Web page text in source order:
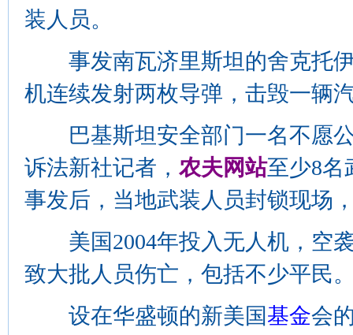
装人员。
事发南瓦济里斯坦的舍克托伊
机连续发射两枚导弹，击毁一辆
巴基斯坦安全部门一名不愿公
诉法新社记者， 农夫网站至少8名
事发后，当地武装人员封锁现场
美国2004年投入无人机，空袭
致大批人员伤亡，包括不少平民
设在华盛顿的新美国基金会